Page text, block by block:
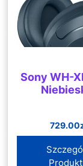
Sony WH-
729.00